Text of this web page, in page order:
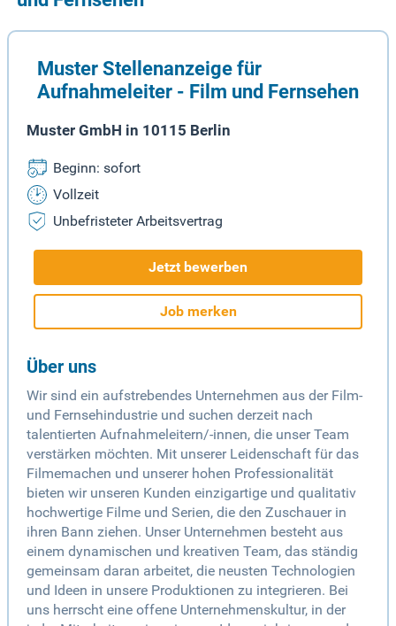
Muster Stellenanzeige für
Aufnahmeleiter - Film und Fernsehen
Muster GmbH in 10115 Berlin
Beginn: sofort
Vollzeit
Unbefristeter Arbeitsvertrag
Jetzt bewerben
Job merken
Über uns
Wir sind ein aufstrebendes Unternehmen aus der Film-
und Fernsehindustrie und suchen derzeit nach
talentierten Aufnahmeleitern/-innen, die unser Team
verstärken möchten. Mit unserer Leidenschaft für das
Filmemachen und unserer hohen Professionalität
bieten wir unseren Kunden einzigartige und qualitativ
hochwertige Filme und Serien, die den Zuschauer in
ihren Bann ziehen. Unser Unternehmen besteht aus
einem dynamischen und kreativen Team, das ständig
gemeinsam daran arbeitet, die neusten Technologien
und Ideen in unsere Produktionen zu integrieren. Bei
uns herrscht eine offene Unternehmenskultur, in der